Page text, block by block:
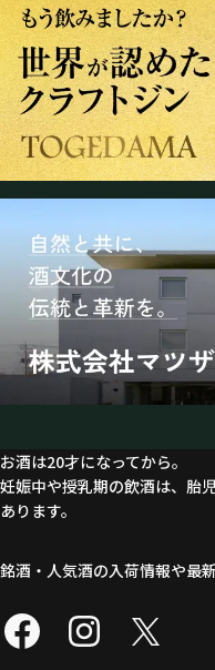
お酒は20才になってから。
妊娠中や授乳期の飲酒は、胎
あります。
銘酒・人気酒の入荷情報や最